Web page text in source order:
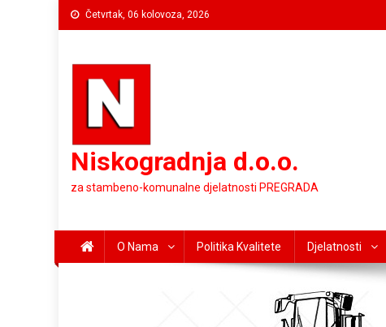
Preskočite
na
Četvrtak, 06 kolovoza, 2026
Niskogradnja d.o.o.
za stambeno-komunalne djelatnosti PREGRADA
O Nama Politika Kvalitete Djelatnosti